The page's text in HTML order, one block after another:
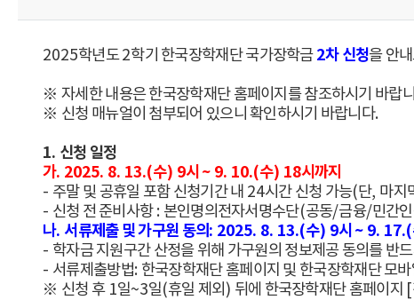
2025학년도2학기 한국장학재단 국가장학금2차 신청을 안
※ 자세한 내용은 한국장학재단 홈페이지를 참조하시기 바랍
※ 신청 매뉴얼이 첨부되어 있으니 확인하시기 바랍니다.
1. 신청 일정
가. 2025. 8. 13.(수) 9시 ~ 9. 10.(수) 18시까지
- 주말 및 공휴일 포함 신청기간 내 24시간 신청 가능(단, 마지
- 신청 전 준비사항: 본인명의전자서명수단(공동/금융/민간
나. 서류제출 및 가구원 동의: 2025. 8. 13.(수) 9시 ~ 9. 17.(
- 학자금 지원구간 산정을 위해 가구원의 정보제공 동의를 반
- 서류제출방법: 한국장학재단 홈페이지 및 한국장학재단 모
※ 신청 후 1일~3일(휴일 제외 ) 뒤에 한국장학재단 홈페이지 [